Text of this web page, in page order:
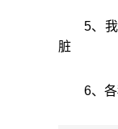
5、
脏
6、